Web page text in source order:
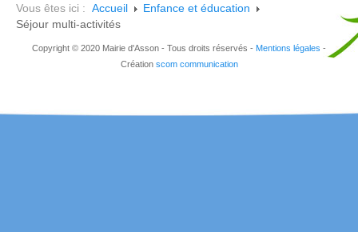
Vous êtes ici : Accueil
Enfance et éducation
Séjour multi-activités
Copyright © 2020 Mairie d'Asson - Tous droits réservés - Mentions légales -
Création scom communication